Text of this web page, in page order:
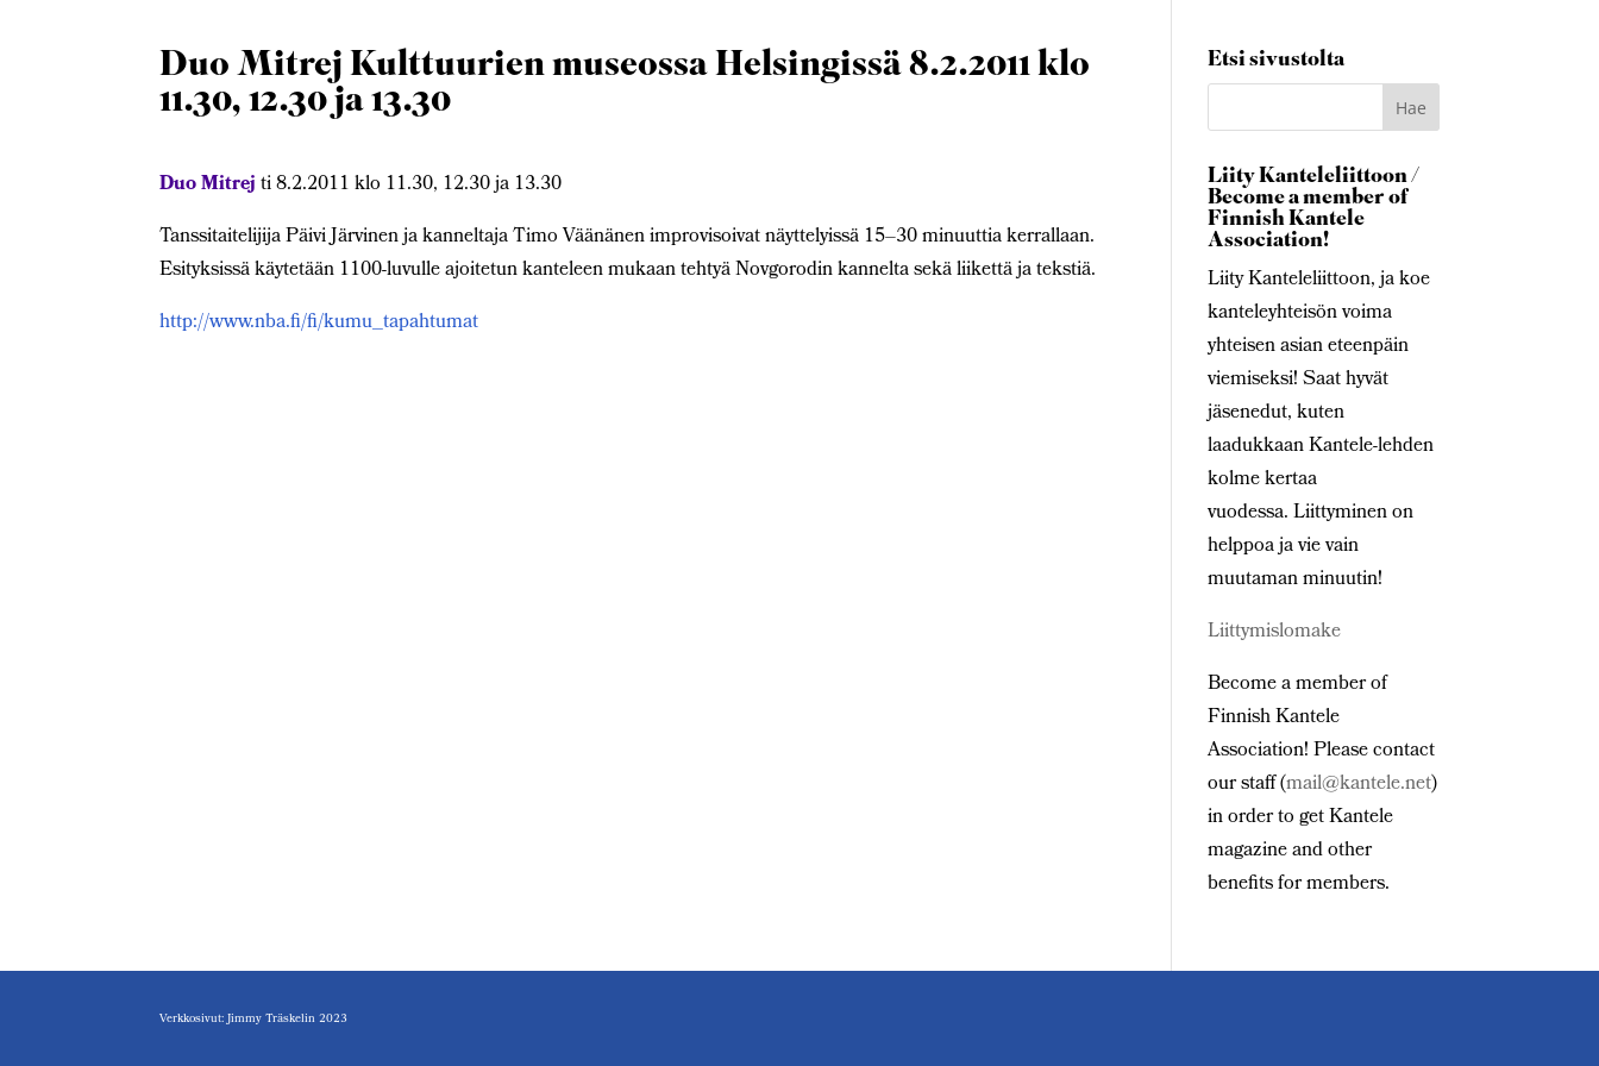
Duo Mitrej Kulttuurien museossa Helsingissä 8.2.2011 klo
11.30, 12.30 ja 13.30
Duo Mitrejti 8.2.2011 klo 11.30, 12.30 ja 13.30
Tanssitaitelijija Päivi Järvinen ja kanneltaja Timo Väänänen improvisoivat näyttelyissä 15–30 minuuttia kerrallaan.
Esityksissä käytetään 1100-luvulle ajoitetun kanteleen mukaan tehtyä Novgorodin kannelta sekä liikettä ja tekstiä.
http://www.nba.fi/fi/kumu_tapahtumat
Etsi sivustolta
Liity Kanteleliittoon /
Become a member of
Finnish Kantele
Association!
Liity Kanteleliittoon, ja koe
kanteleyhteisön voima
yhteisen asian eteenpäin
viemiseksi! Saat hyvät
jäsenedut, kuten
laadukkaan Kantele-lehden
kolme kertaa
vuodessa. Liittyminen on
helppoa ja vie vain
muutaman minuutin!
Liittymislomake
Become a member of
Finnish Kantele
Association! Please contact
our staff (mail@kantele.net)
in order to get Kantele
magazine and other
benefits for members.
Verkkosivut: Jimmy Träskelin 2023